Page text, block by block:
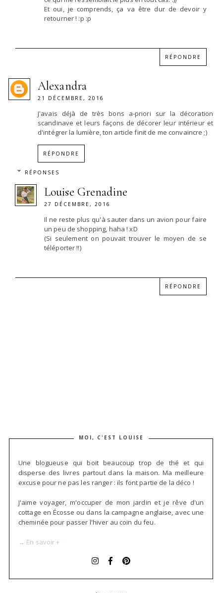
Et oui, je comprends, ça va être dur de devoir y
retourner ! :p :p
RÉPONDRE
Alexandra
21 DÉCEMBRE, 2016
J'avais déjà de très bons a-priori sur la décoration
scandinave et leurs façons de décorer leur intérieur et
d'intégrer la lumière, ton article finit de me convaincre ;)
RÉPONDRE
RÉPONSES
Louise Grenadine
27 DÉCEMBRE, 2016
Il ne reste plus qu'à sauter dans un avion pour faire
un peu de shopping, haha ! xD
(Si seulement on pouvait trouver le moyen de se
téléporter !!)
RÉPONDRE
MOI, C'EST LOUISE
Une blogueuse qui boit beaucoup trop de thé et qui
disperse des livres partout dans la maison. Ma meilleure
excuse pour ne pas les ranger : ils font partie de la déco !
J'aime voyager, m'occuper de mon jardin et je rêve d'un
cottage en Écosse ou dans la campagne anglaise, avec une
cheminée pour passer l'hiver au coin du feu.
→ En savoir +